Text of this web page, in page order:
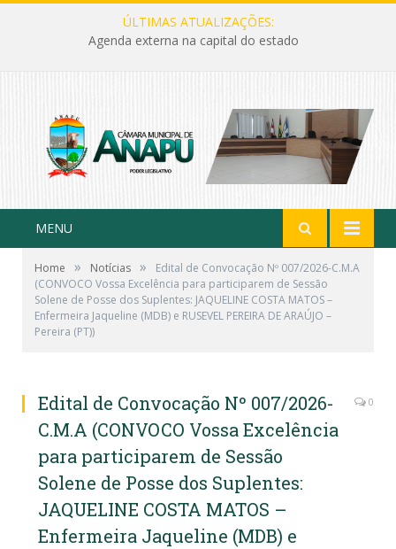
ÚLTIMAS ATUALIZAÇÕES:
Agenda externa na capital do estado
MENU
Home » Notícias »
Edital de Convocação Nº 007/2026-C.M.A
(CONVOCO Vossa Excelência para participarem de Sessão
Solene de Posse dos Suplentes: JAQUELINE COSTA MATOS –
Enfermeira Jaqueline (MDB) e RUSEVEL PEREIRA DE ARAÚJO –
Pereira (PT))
Edital de Convocação Nº 007/2026-
C.M.A (CONVOCO Vossa Excelência
para participarem de Sessão
Solene de Posse dos Suplentes:
JAQUELINE COSTA MATOS –
Enfermeira Jaqueline (MDB) e
0